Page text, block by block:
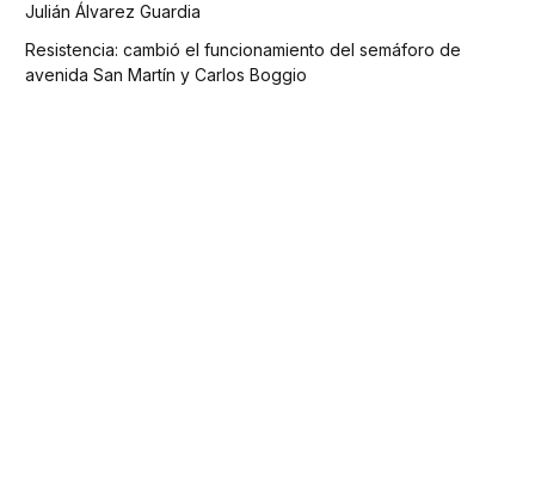
Julián Álvarez Guardia
Resistencia: cambió el funcionamiento del semáforo de
avenida San Martín y Carlos Boggio